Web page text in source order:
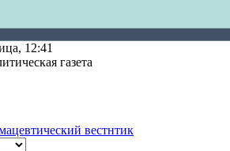
12:41
газета